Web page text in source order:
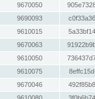
9670050
9690093
9610015
9670063
9610050
9610075
9670046